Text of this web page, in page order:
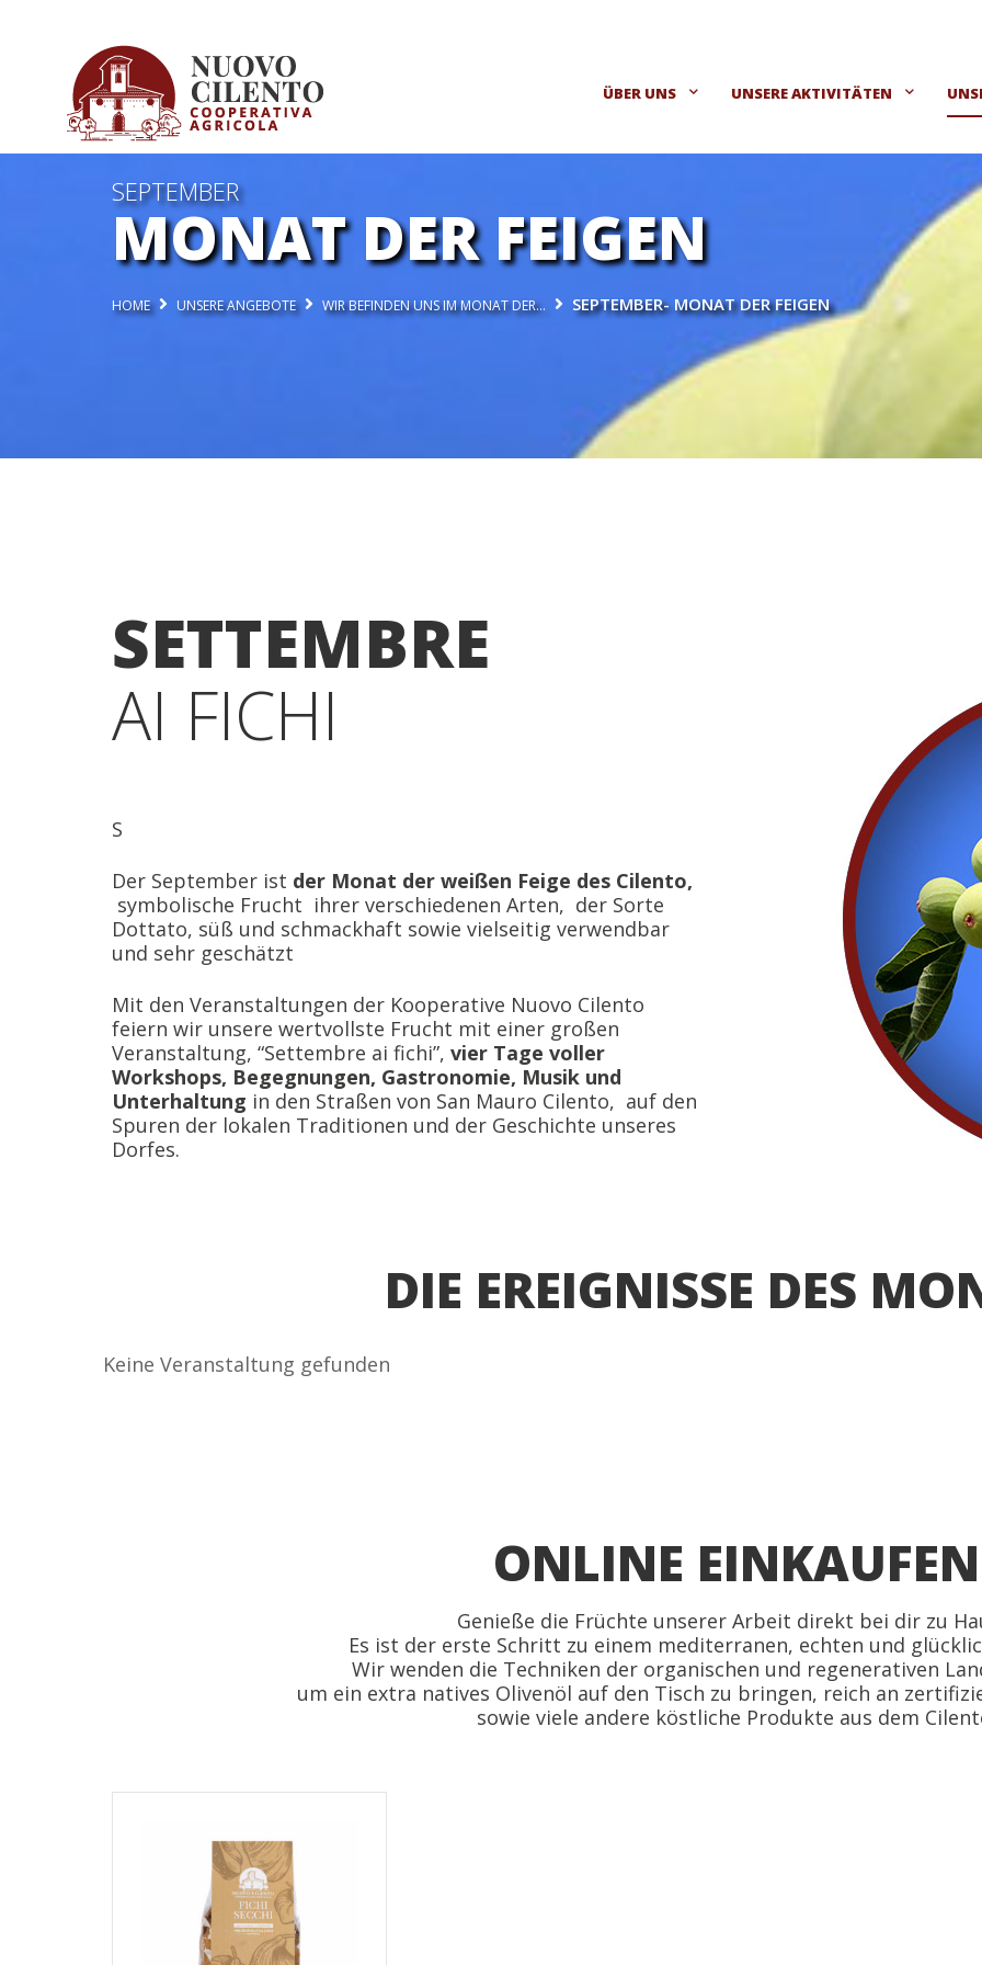
ÜBER UNS UNSERE AKTIVITÄTEN
SEPTEMBER
MONAT DER FEIGEN
HOME UNSERE ANGEBOTE WIR BEFINDEN UNS IM MONAT DER… SEPTEMBER- MONAT DER FEIGEN
SETTEMBRE
AI FICHI
S
Der September ist der Monat der weißen Feige des Cilento,
symbolische Frucht ihrer verschiedenen Arten, der Sorte
Dottato, süß und schmackhaft sowie vielseitig verwendbar
und sehr geschätzt
Mit den Veranstaltungen der Kooperative Nuovo Cilento
feiern wir unsere wertvollste Frucht mit einer großen
Veranstaltung, “Settembre ai fichi”, vier Tage voller
Workshops, Begegnungen, Gastronomie, Musik und
Unterhaltung in den Straßen von San Mauro Cilento, auf den
Spuren der lokalen Traditionen und der Geschichte unseres
Dorfes.
DIE EREIGNISSE DES
Keine Veranstaltung gefunden
ONLINE EINKAUFEN
Genieße die Früchte unserer Arbeit direkt bei dir zu
Es ist der erste Schritt zu einem mediterranen, echten und
Wir wenden die Techniken der organischen und regenerativen
um ein extra natives Olivenöl auf den Tisch zu bringen, reich an
sowie viele andere köstliche Produkte aus dem